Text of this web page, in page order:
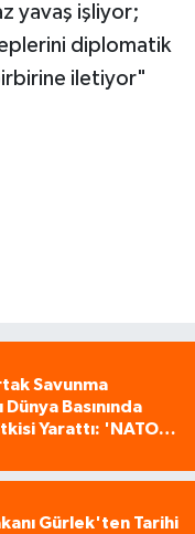
yavaş işliyor;
diplomatik
iletiyor"
Savunma
Dünya Basınında
Yarattı: 'NATO
Gürlek'ten Tarihi